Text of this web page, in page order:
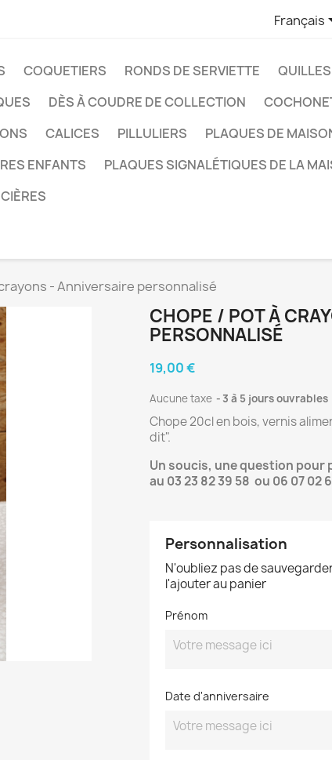
Français
COQUETIERS RONDS DE SERVIETTE
DÈS À COUDRE DE COLLECTION
CALICES PILLULIERS
PLAQUES DE
ENFANTS
PLAQUES SIGNALÉTIQUES DE LA
- Anniversaire personnalisé
CHOPE / POT À
PERSONNALISÉ
19,00 €
Aucune taxe 3 à 5 jours ouvrables
Chope 20cl en bois, vernis
dit".
Un soucis, une question pour
au 03 23 82 39 58 ou 06 07 02
Personnalisation
N'oubliez pas de
l'ajouter au panier
Prénom
Date d'anniversaire